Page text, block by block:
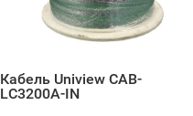
Кабель Uniview CAB-
LC3200A-IN